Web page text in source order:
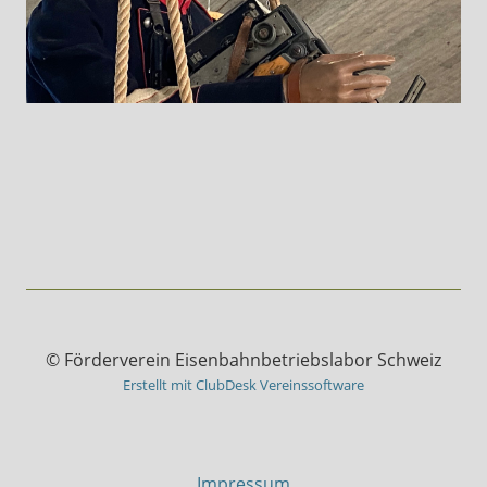
© Förderverein Eisenbahnbetriebslabor Schweiz
Erstellt mit ClubDesk Vereinssoftware